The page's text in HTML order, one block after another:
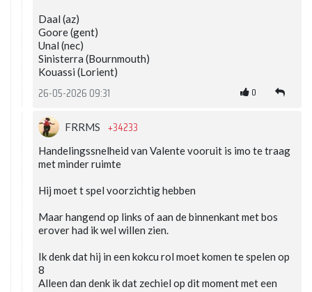
Daal (az)
Goore (gent)
Unal (nec)
Sinisterra (Bournmouth)
Kouassi (Lorient)
26-05-2026 09:31 0
FRRMS +34233
Handelingssnelheid van Valente vooruit is imo te traag
met minder ruimte
Hij moet t spel voorzichtig hebben
Maar hangend op links of aan de binnenkant met bos
erover had ik wel willen zien.
Ik denk dat hij in een kokcu rol moet komen te spelen op
8
Alleen dan denk ik dat zechiel op dit moment met een